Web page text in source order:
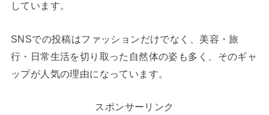
しています。
SNSでの投稿はファッションだけでなく、美容・旅
行・日常生活を切り取った自然体の姿も多く、そのギャ
ップが人気の理由になっています。
スポンサーリンク